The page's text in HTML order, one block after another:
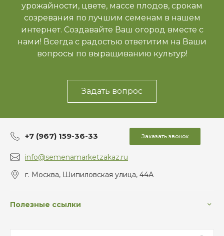
урожайности, цвете, массе плодов, срокам
созревания по лучшим семенам в нашем
интернет. Создавайте Ваш огород вместе с
нами! Всегда с радостью ответитим на Ваши
вопросы по выращиванию культур!
Задать вопрос
+7 (967) 159-36-33 Заказать звонок
info@semenamarketzakaz.ru
г. Москва, Шипиловская улица, 44А
Полезные ссылки